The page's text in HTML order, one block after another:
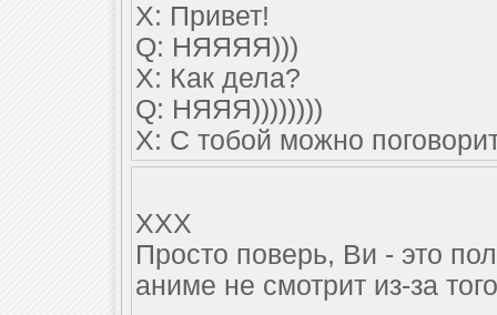
Х: Привет!
Q: НЯЯЯЯ)))
Х: Как дела?
Q: НЯЯЯ))))))))
Х: С тобой можно
XXX
Просто поверь, Ви - это
аниме не смотрит из-за